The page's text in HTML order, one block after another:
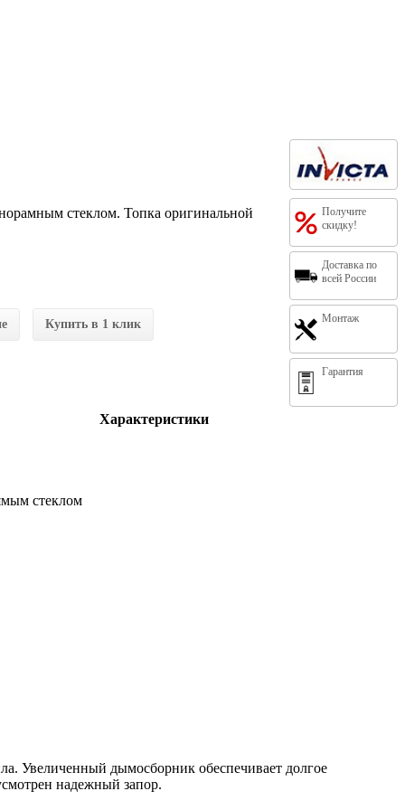
Получите
скидку!
Доставка по
всей России
Монтаж
Гарантия
стеклом. Топка оригинальной
Купить в 1 клик
Характеристики
стеклом
Увеличенный дымосборник обеспечивает долгое
надежный запор.